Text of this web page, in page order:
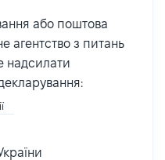
або поштова
агентство з питань
надсилати